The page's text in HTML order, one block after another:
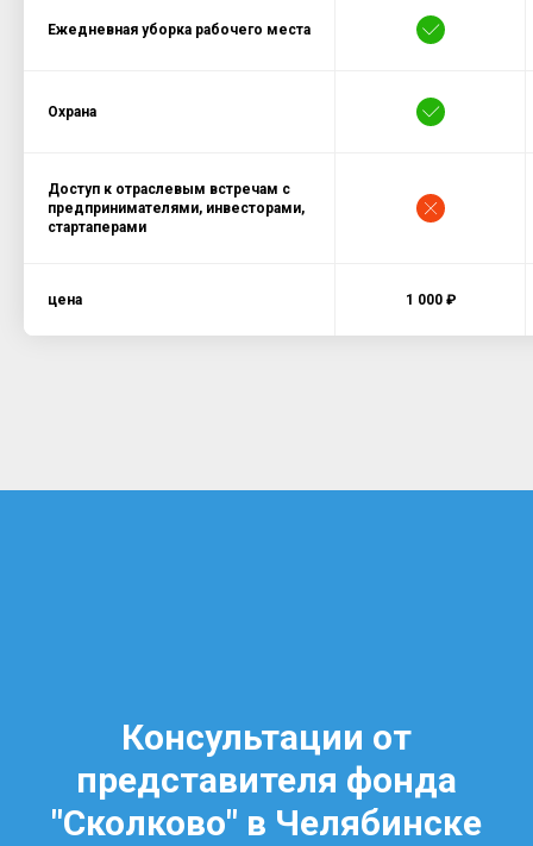
Ежедневная уборка рабочего места
Охрана
Доступ к отраслевым встречам с
предпринимателями, инвесторами,
стартаперами
цена 1 000 ₽
Консультации от
представителя фонда
"Сколково" в Челябинске